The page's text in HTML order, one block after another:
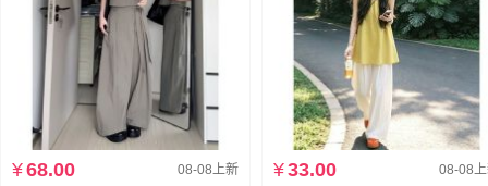
08-08上新
¥68.00 08-08
¥33.00